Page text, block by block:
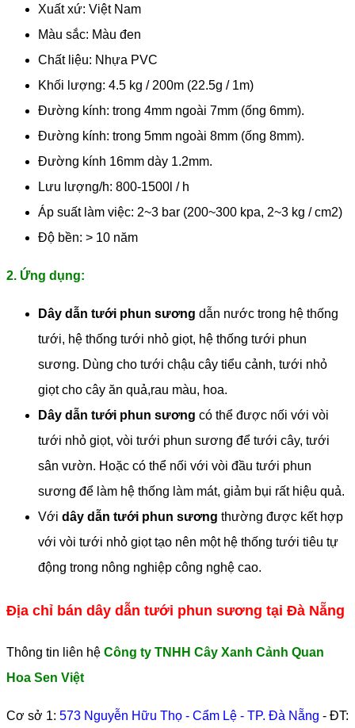
Xuất xứ: Việt Nam
Màu sắc: Màu đen
Chất liệu: Nhựa PVC
Khối lượng: 4.5 kg / 200m (22.5g / 1m)
Đường kính: trong 4mm ngoài 7mm (ống 6mm).
Đường kính: trong 5mm ngoài 8mm (ống 8mm).
Đường kính 16mm dày 1.2mm.
Lưu lượng/h: 800-1500l / h
Áp suất làm việc: 2~3 bar (200~300 kpa, 2~3 kg / cm2)
Độ bền: > 10 năm
2. Ứng dụng:
Dây dẫn tưới phun sương dẫn nước trong hệ thống
tưới, hệ thống tưới nhỏ giọt, hệ thống tưới phun
sương. Dùng cho tưới chậu cây tiểu cảnh, tưới nhỏ
giọt cho cây ăn quả,rau màu, hoa.
Dây dẫn tưới phun sương có thể được nối với vòi
tưới nhỏ giọt, vòi tưới phun sương để tưới cây, tưới
sân vườn. Hoặc có thể nối với vòi đầu tưới phun
sương để làm hệ thống làm mát, giảm bụi rất hiệu quả.
Với dây dẫn tưới phun sương thường được kết hợp
với vòi tưới nhỏ giọt tạo nên một hệ thống tưới tiêu tự
động trong nông nghiệp công nghệ cao.
Địa chỉ bán dây dẫn tưới phun sương tại Đà Nẵng
Thông tin liên hệ Công ty TNHH Cây Xanh Cảnh Quan
Hoa Sen Việt
Cơ sở 1: 573 Nguyễn Hữu Thọ - Cẩm Lệ - TP. Đà Nẵng - ĐT: